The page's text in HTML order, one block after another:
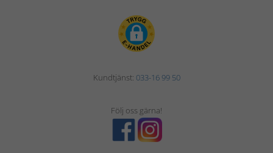
Kundtjänst: 033-16 99 50
Följ oss gärna!